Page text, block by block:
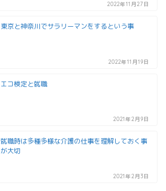
2022年11月27日
東京と神奈川でサラリーマンをするという事
2022年11月19日
エコ検定と就職
2021年2月9日
就職時は多種多様な介護の仕事を理解しておく事
が大切
2021年2月3日